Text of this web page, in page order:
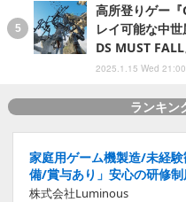
高所登りゲー
レイ可能な中
DS MUST
2025.1.15 Wed 21:00
ランキン
家庭用ゲーム機製造/未経
備/賞与あり」安心の研修
株式会社Luminous